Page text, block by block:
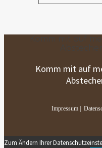
Komm mit auf
Impressum
Zum Ändern Ihrer